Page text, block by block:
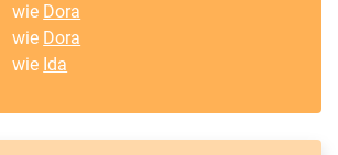
wie Dora
wie Dora
wie Ida